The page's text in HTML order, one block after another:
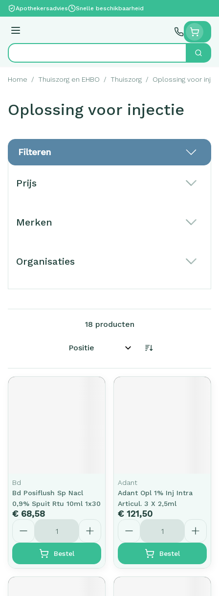
Ga naar de inhoud
Apothekersadvies Snelle beschikbaarheid
Menu
Product, merk, categorie... Zoek
Home / Thuiszorg en EHBO / Thuiszorg / Oplossing voor
Oplossing voor injectie
Filteren
Prijs
Merken
Organisaties
18 producten
Sorteer op:
Bd
Bd Posiflush Sp Nacl
0,9% Spuit Rtu 10ml 1x30
€ 68,58
Aantal
Bestel
Adant
Adant Opl 1% Inj Intra
Articul. 3 X 2,5ml
€ 121,50
Aantal
Bestel